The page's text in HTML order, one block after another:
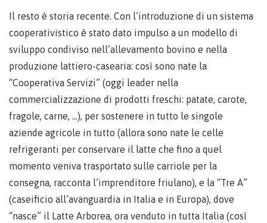
Il resto è storia recente. Con l’introduzione di un sistema
cooperativistico è stato dato impulso a un modello di
sviluppo condiviso nell’allevamento bovino e nella
produzione lattiero-casearia: così sono nate la
“Cooperativa Servizi” (oggi leader nella
commercializzazione di prodotti freschi: patate, carote,
fragole, carne, …), per sostenere in tutto le singole
aziende agricole in tutto (allora sono nate le celle
refrigeranti per conservare il latte che fino a quel
momento veniva trasportato sulle carriole per la
consegna, racconta l’imprenditore friulano), e la “Tre A”
(caseificio all’avanguardia in Italia e in Europa), dove
“nasce” il Latte Arborea, ora venduto in tutta Italia (così